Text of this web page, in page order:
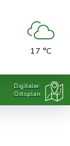
17 °C
Digitaler
Ortsplan